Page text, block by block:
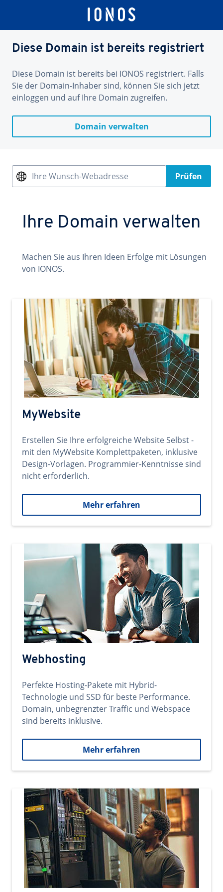
Diese Domain ist bereits registriert
Diese Domain ist bereits bei IONOS registriert. Falls
Sie der Domain-Inhaber sind, können Sie sich jetzt
einloggen und auf Ihre Domain zugreifen.
Domain verwalten
Ihre Wunsch-Webadresse Prüfen
Ihre Domain verwalten
Machen Sie aus Ihren Ideen Erfolge mit Lösungen
von IONOS.
MyWebsite
Erstellen Sie Ihre erfolgreiche Website Selbst -
mit den MyWebsite Komplettpaketen, inklusive
Design-Vorlagen. Programmier-Kenntnisse sind
nicht erforderlich.
Mehr erfahren
Webhosting
Perfekte Hosting-Pakete mit Hybrid-
Technologie und SSD für beste Performance.
Domain, unbegrenzter Traffic und Webspace
sind bereits inklusive.
Mehr erfahren